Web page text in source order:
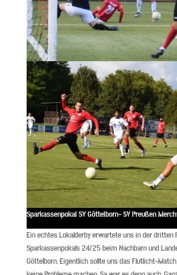
Sparkassenpokal SV Göttelborn- SV Preußen
Ein echtes Lokalderby erwartete uns in der dritten
Sparkassenpokals 24/25 beim Nachbarn und
Göttelborn. Eigentlich sollte uns das Flutlicht-